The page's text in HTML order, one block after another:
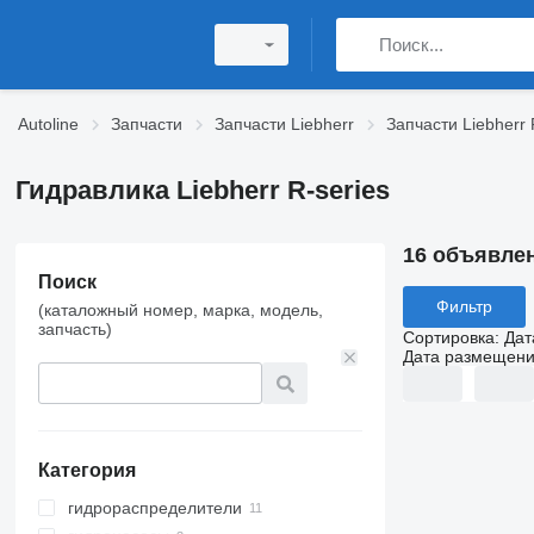
Autoline Запчасти Запчасти Liebherr Запчасти Liebherr
Гидравлика Liebherr R-series
Поиск
(каталожный номер, марка, модель,
запчасть)
Категория
гидрораспределители
16
Фильтр
Сортировка:
Дата